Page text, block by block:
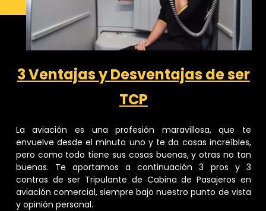
3 Ventajas y Desventajas de ser
TCP
La aviación es una profesión maravillosa, que te
envuelve desde el minuto uno y te da cosas increíbles,
pero como todo tiene sus cosas buenas, y otras no tan
buenas. Te aportamos a continuación 3 pros y 3
contras de ser Tripulante de Cabina de Pasajeros en
aviación comercial, siempre bajo nuestro punto de vista
y opinión personal.